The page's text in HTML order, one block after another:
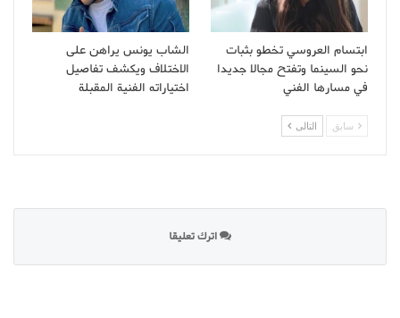
ابتسام العروسي تخطو بثبات
نحو السينما وتفتح مجالا جديدا
في مسارها الفني
الشاب يونس يراهن على
الاختلاف ويكشف تفاصيل
اختياراته الفنية المقبلة
سابق التالى
اترك تعليقا